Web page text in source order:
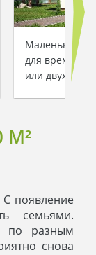
Маленький
для
или двух
С появление
семьями.
по разным
снова